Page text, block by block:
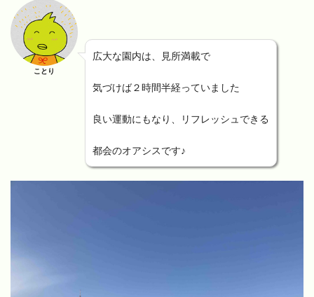
ことり
広大な園内は、見所満載で
気づけば２時間半経っていました
良い運動にもなり、リフレッシュできる
都会のオアシスです♪